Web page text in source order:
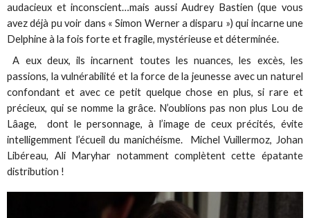
audacieux et inconscient…mais aussi Audrey Bastien (que vous
avez déjà pu voir dans « Simon Werner a disparu ») qui incarne une
Delphine à la fois forte et fragile, mystérieuse et déterminée.
A eux deux, ils incarnent toutes les nuances, les excès, les
passions, la vulnérabilité et la force de la jeunesse avec un naturel
confondant et avec ce petit quelque chose en plus, si rare et
précieux, qui se nomme la grâce. N’oublions pas non plus Lou de
Lâage, dont le personnage, à l’image de ceux précités, évite
intelligemment l’écueil du manichéisme. Michel Vuillermoz, Johan
Libéreau, Ali Maryhar notamment complètent cette épatante
distribution !